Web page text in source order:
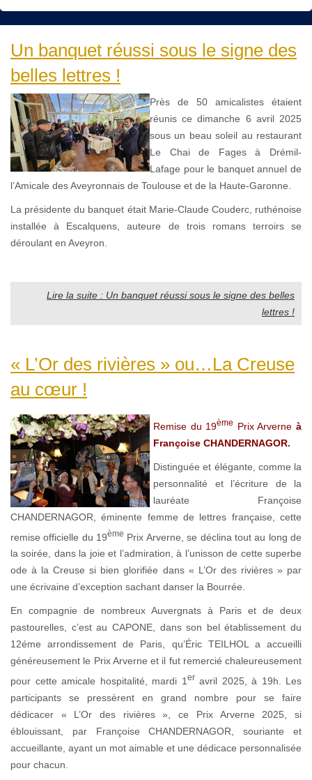
Un banquet réussi sous le signe des
belles lettres !
Près de 50 amicalistes étaient
réunis ce dimanche 6 avril 2025
sous un beau soleil au restaurant
Le Chai de Fages à Drémil-
Lafage pour le banquet annuel de
l’Amicale des Aveyronnais de Toulouse et de la Haute-Garonne.
La présidente du banquet était Marie-Claude Couderc, ruthénoise
installée à Escalquens, auteure de trois romans terroirs se
déroulant en Aveyron.
Lire la suite : Un banquet réussi sous le signe des belles
lettres !
« L’Or des rivières » ou…La Creuse
au cœur !
Remise du 19ème Prix Arverne à
Françoise CHANDERNAGOR.
Distinguée et élégante, comme la
personnalité et l’écriture de la
lauréate Françoise
CHANDERNAGOR, éminente femme de lettres française, cette
remise officielle du 19ème Prix Arverne, se déclina tout au long de
la soirée, dans la joie et l’admiration, à l’unisson de cette superbe
ode à la Creuse si bien glorifiée dans « L’Or des rivières » par
une écrivaine d’exception sachant danser la Bourrée.
En compagnie de nombreux Auvergnats à Paris et de deux
pastourelles, c’est au CAPONE, dans son bel établissement du
12éme arrondissement de Paris, qu’Éric TEILHOL a accueilli
généreusement le Prix Arverne et il fut remercié chaleureusement
pour cette amicale hospitalité, mardi 1 er avril 2025, à 19h. Les
participants se pressèrent en grand nombre pour se faire
dédicacer « L’Or des rivières », ce Prix Arverne 2025, si
éblouissant, par Françoise CHANDERNAGOR, souriante et
accueillante, ayant un mot aimable et une dédicace personnalisée
pour chacun.